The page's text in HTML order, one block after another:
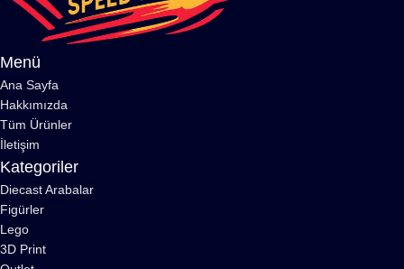
Menü
Ana Sayfa
Hakkımızda
Tüm Ürünler
İletişim
Kategoriler
Diecast Arabalar
Figürler
Lego
3D Print